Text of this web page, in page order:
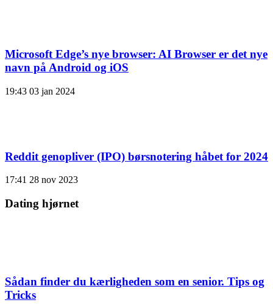
Microsoft Edge’s nye browser: AI Browser er det nye
navn på Android og iOS
19:43 03 jan 2024
Reddit genopliver (IPO) børsnotering håbet for 2024
17:41 28 nov 2023
Dating hjørnet
Sådan finder du kærligheden som en senior. Tips og
Tricks